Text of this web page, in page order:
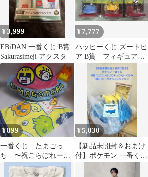
¥3,999
EBiDAN 一番くじ B賞
Sakurasimeji アクスタ
¥ 7,777
ハッピーくじ ズートピ
ア B賞 フィギュア
ニック、ジュディ、ゲ
イリー3点セット
¥899
一番くじ たまごっ
ち 〜祝こらぼれーし
ょん〜B賞 ブランケ
ット クッシ
¥5,030
【新品未開封＆おまけ
付】ポケモン 一番くじ
ュウぬいぐるみ